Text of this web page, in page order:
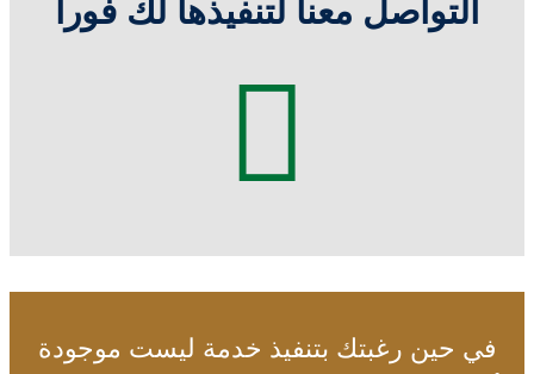
التواصل معنا لتنفيذها لك فورا
في حين رغبتك بتنفيذ خدمة ليست موجودة